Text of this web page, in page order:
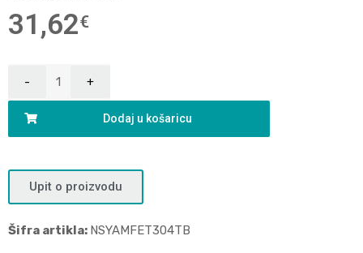
31,62€
Dodaj u košaricu
Upit o proizvodu
Šifra artikla: NSYAMFET304TB